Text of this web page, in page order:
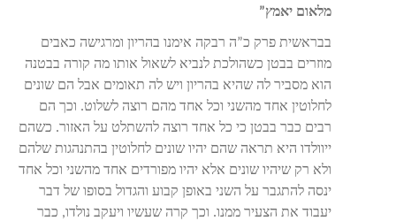
מלאום יאמץ”
בבראשית פרק כ”ה רבקה אימנו בהריון ומרגישה כאבים
מוזרים בבטן כשהולכת לנביא לשאול אותו מה קורה בבטנה
הוא מסביר לה שהיא בהריון ויש לה תאומים אבל הם שונים
לחלוטין אחד מהשני וכל אחד מהם רוצה לשלוט. וכך הם
רבים כבר בבטן כי כל אחד רוצה להשתלט על האזור. כשהם
ייוולדו היא תראה שהם יהיו שונים לחלוטין בהתנהגות שלהם
ולא רק שיהיו שונים אלא יהיו מפורדים אחד מהשני וכל אחד
ינסה להתגבר על השני באופן קבוע והגדול בסופו של דבר
יעבוד את הצעיר ממנו. וכך קרה שעשיו ויעקב נולדו, כבר